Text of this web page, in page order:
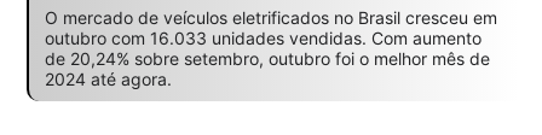
O mercado de veículos eletrificados no Brasil cresceu em
outubro com 16.033 unidades vendidas. Com aumento
de 20,24% sobre setembro, outubro foi o melhor mês de
2024 até agora.